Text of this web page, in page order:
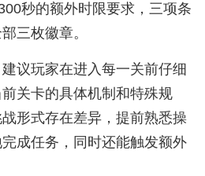
秒的额外时限要求，三项条
三枚徽章。
议玩家在进入每一关前仔细
关卡的具体机制和特殊规
形式存在差异，提前熟悉操
成任务，同时还能触发额外